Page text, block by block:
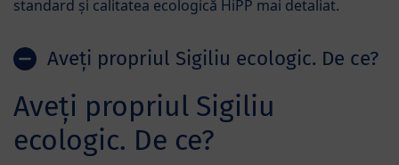
standard și calitatea ecologică HiPP mai detaliat.
Aveți propriul Sigiliu ecologic. De ce?
Aveți propriul Sigiliu
ecologic. De ce?